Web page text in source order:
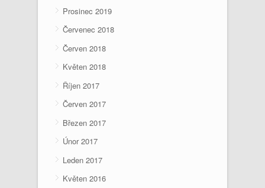
Prosinec 2019
Červenec 2018
Červen 2018
Květen 2018
Říjen 2017
Červen 2017
Březen 2017
Únor 2017
Leden 2017
Květen 2016